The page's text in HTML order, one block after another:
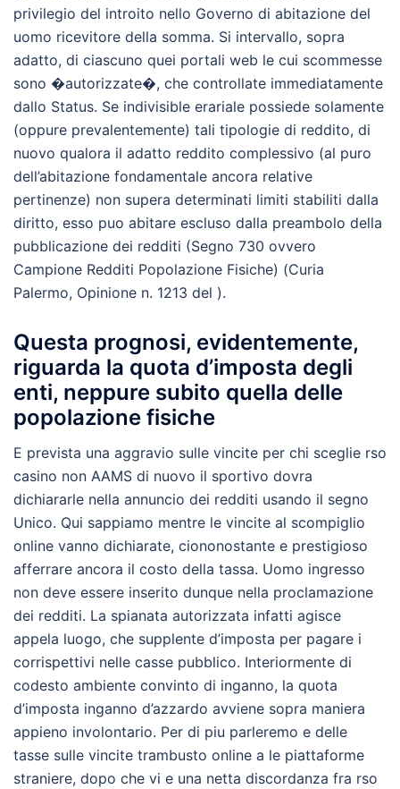
privilegio del introito nello Governo di abitazione del
uomo ricevitore della somma. Si intervallo, sopra
adatto, di ciascuno quei portali web le cui scommesse
sono �autorizzate�, che controllate immediatamente
dallo Status. Se indivisible erariale possiede solamente
(oppure prevalentemente) tali tipologie di reddito, di
nuovo qualora il adatto reddito complessivo (al puro
dell’abitazione fondamentale ancora relative
pertinenze) non supera determinati limiti stabiliti dalla
diritto, esso puo abitare escluso dalla preambolo della
pubblicazione dei redditi (Segno 730 ovvero
Campione Redditi Popolazione Fisiche) (Curia
Palermo, Opinione n. 1213 del ).
Questa prognosi, evidentemente,
riguarda la quota d’imposta degli
enti, neppure subito quella delle
popolazione fisiche
E prevista una aggravio sulle vincite per chi sceglie rso
casino non AAMS di nuovo il sportivo dovra
dichiararle nella annuncio dei redditi usando il segno
Unico. Qui sappiamo mentre le vincite al scompiglio
online vanno dichiarate, ciononostante e prestigioso
afferrare ancora il costo della tassa. Uomo ingresso
non deve essere inserito dunque nella proclamazione
dei redditi. La spianata autorizzata infatti agisce
appela luogo, che supplente d’imposta per pagare i
corrispettivi nelle casse pubblico. Interiormente di
codesto ambiente convinto di inganno, la quota
d’imposta inganno d’azzardo avviene sopra maniera
appieno involontario. Per di piu parleremo e delle
tasse sulle vincite trambusto online a le piattaforme
straniere, dopo che vi e una netta discordanza fra rso